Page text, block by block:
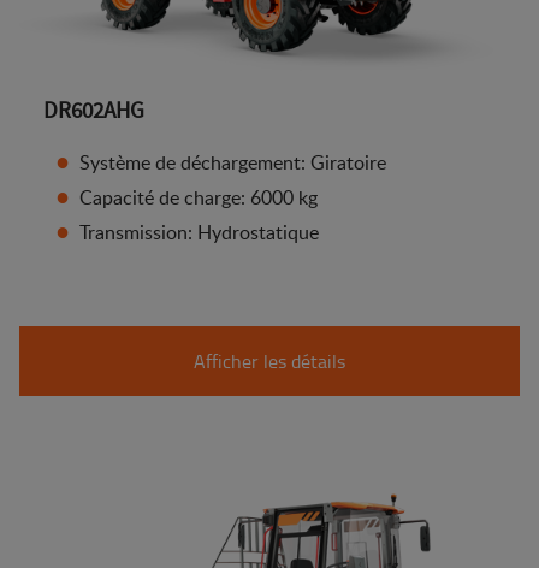
DR602AHG
Système de déchargement: Giratoire
Capacité de charge: 6000 kg
Transmission: Hydrostatique
Afficher les détails